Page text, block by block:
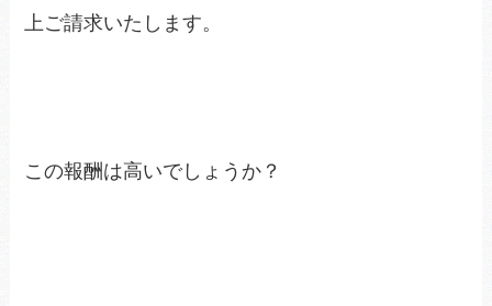
上ご請求いたします。
この報酬は高いでしょうか？